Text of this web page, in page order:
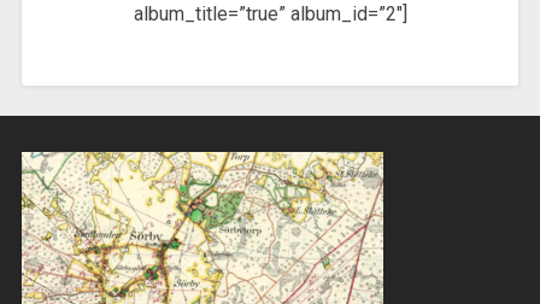
album_title=”true” album_id=”2″]